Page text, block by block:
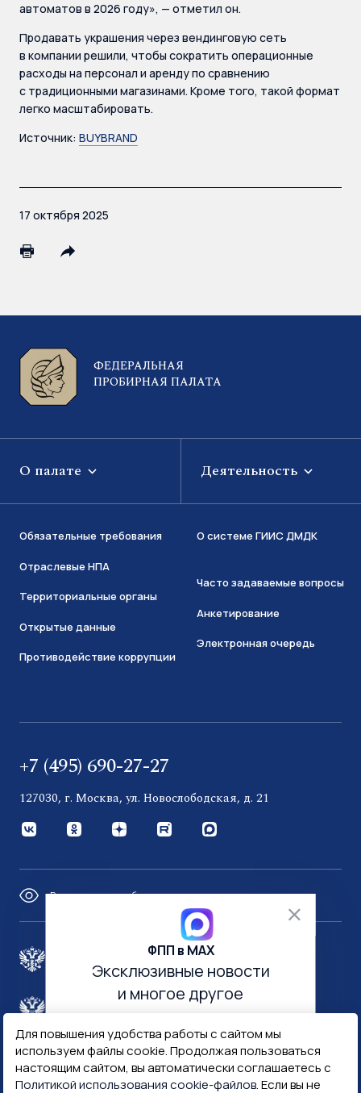
Для повышения удобства работы с сайтом мы
используем файлы cookie. Продолжая пользоваться
настоящим сайтом, вы автоматически соглашаетесь с
Политикой использования cookie-файлов. Если вы не
автоматов в 2026 году», — отметил он.
Продавать украшения через вендинговую сеть
в компании решили, чтобы сократить операционные
расходы на персонал и аренду по сравнению
с традиционными магазинами. Кроме того, такой формат
легко масштабировать.
Источник: BUYBRAND
17 октября 2025
ФЕДЕРАЛЬНАЯ
ПРОБИРНАЯ ПАЛАТА
О палате Деятельность
Обязательные требования
Отраслевые НПА
Территориальные органы
Открытые данные
Противодействие коррупции
О системе ГИИС ДМДК
Часто задаваемые вопросы
Анкетирование
Электронная очередь
+7 (495) 690-27-27
127030, г. Москва, ул. Новослободская, д. 21
Версия для слабовидящих
Правительство России
Госуслуги Госключ
ФПП в МАХ
Эксклюзивные новости
и многое другое